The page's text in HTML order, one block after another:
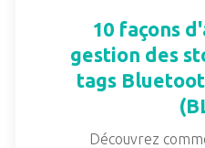
10 façons
gestion des
tags
Découvrez